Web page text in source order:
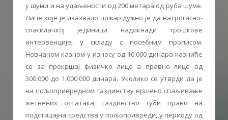
у шуми и на удаљености од 200 метара од руба шуме.
Лице које је изазвало пожар дужно је да ватрогасно-
спасилачкој јединици надокнади трошкове
интервенције, у складу с посебним прописом.
Новчаном казном у износу од 10.000 динара казниће
се за прекршај физичко лице а правно лице од
300.000 до 1.000.000 динара. Уколико се утврди да је
на пољопривредном газдинству вршено спаљивање
жетвених остатака, газдинство губи право на
подстицајна средства у пољопривреди, у периоду од